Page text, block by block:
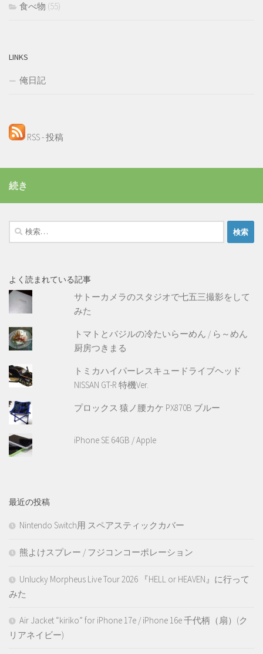
食べ物 (55)
LINKS
俺日記
RSS - 投稿
続き
検
索:
よく読まれている記事
サトーカメラのスタジオで七五三撮影をして
みた
トマトとバジルの冷たいらーめん / ら～めん
厨房つきまる
トミカハイパーレスキュードライブヘッド
NISSAN GT-R 特機Ver.
プロックス 猿ノ腰カケ PX870B ブルー
iPhone SE 64GB / Apple
最近の投稿
Nintendo Switch用 スペアスティックカバー
熊よけスプレー / フジコンコーポレーション
Unlucky Morpheus Live Tour 2026 『HELL or HEAVEN』に行って
みた
Air Jacket “kiriko” for iPhone 17e / iPhone 16e 千代柄（扇）(ク
リアネイビー)